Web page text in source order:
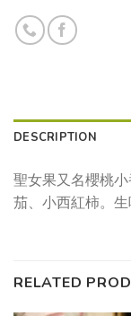
DESCRIPTION
聖女果又名櫻桃
茄、小西紅柿。生
RELATED